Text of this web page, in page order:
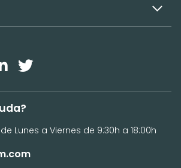
Lunes a Viernes de 9:30h a 18:00h